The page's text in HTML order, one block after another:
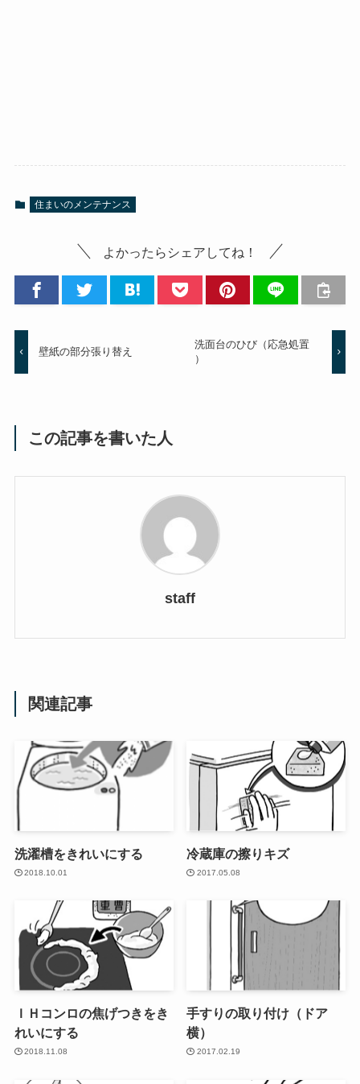
住まいのメンテナンス
よかったらシェアしてね！
壁紙の部分張り替え
洗面台のひび（応急処置
）
この記事を書いた人
staff
関連記事
洗濯槽をきれいにする
2018.10.01
冷蔵庫の擦りキズ
2017.05.08
ＩＨコンロの焦げつきをき
れいにする
2018.11.08
手すりの取り付け（ドア
横）
2017.02.19